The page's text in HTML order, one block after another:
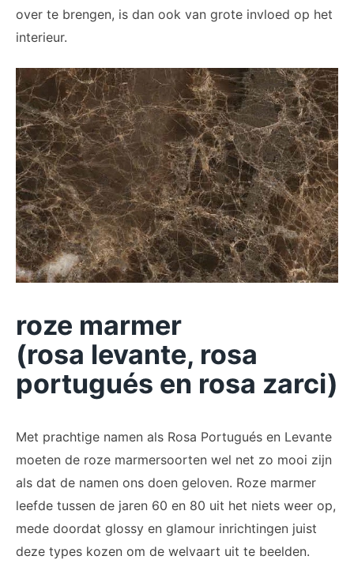
over te brengen, is dan ook van grote invloed op het
interieur.
roze marmer
(rosa levante, rosa
portugués en rosa zarci)
Met prachtige namen als Rosa Portugués en Levante
moeten de roze marmersoorten wel net zo mooi zijn
als dat de namen ons doen geloven. Roze marmer
leefde tussen de jaren 60 en 80 uit het niets weer op,
mede doordat glossy en glamour inrichtingen juist
deze types kozen om de welvaart uit te beelden.